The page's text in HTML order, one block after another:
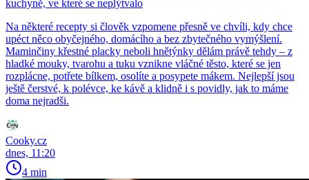
kuchyně, ve které se neplýtvalo
Na některé recepty si člověk vzpomene přesně ve chvíli, kdy chce
upéct něco obyčejného, domácího a bez zbytečného vymýšlení.
Maminčiny křestné placky neboli hnětýnky dělám právě tehdy – z
hladké mouky, tvarohu a tuku vznikne vláčné těsto, které se jen
rozplácne, potřete bílkem, osolíte a posypete mákem. Nejlepší jsou
ještě čerstvé, k polévce, ke kávě a klidně i s povidly, jak to máme
doma nejradši.
Cooky.cz
dnes, 11:20
4 min